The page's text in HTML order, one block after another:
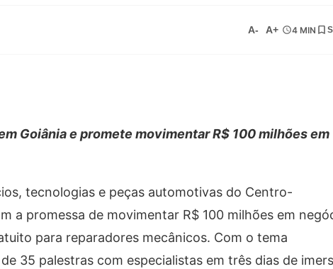
A- A+ 4 MIN
Goiânia e promete movimentar R$ 100 milhões em
tecnologias e peças automotivas do Centro-
a promessa de movimentar R$ 100 milhões em
para reparadores mecânicos. Com o tema
35 palestras com especialistas em três dias de